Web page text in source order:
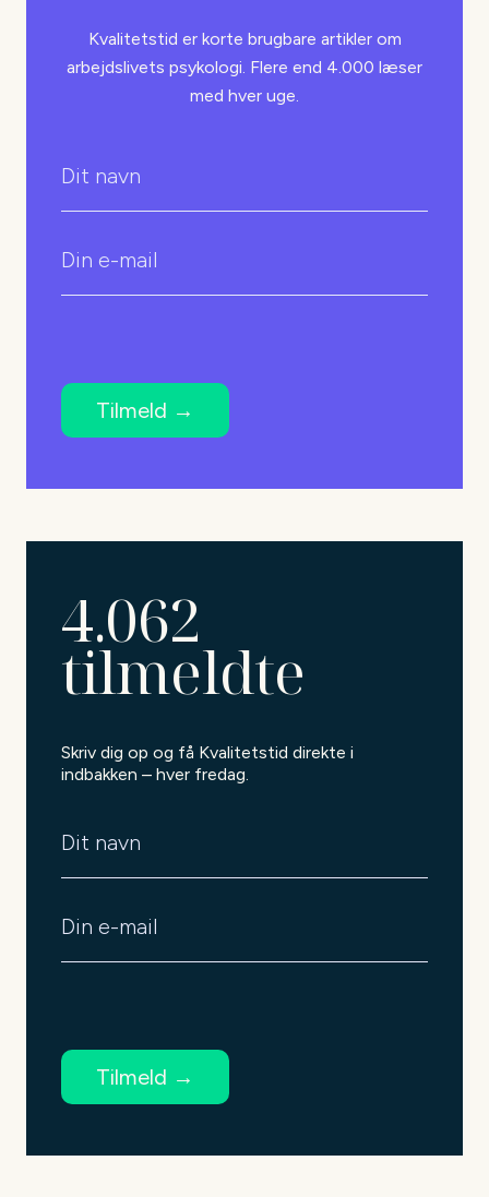
Kvalitetstid er korte brugbare artikler om
arbejdslivets psykologi. Flere end 4.000 læser
med hver uge.
4.062
tilmeldte
Skriv dig op og få Kvalitetstid direkte i
indbakken – hver fredag.